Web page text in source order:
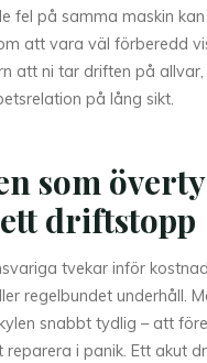
fel på samma maskin
att vara väl förberedd
att ni tar driften på allvar,
på lång sikt.
som
driftstopp
tvekar inför
regelbundet underhåll.
snabbt tydlig – att
reparera i panik. Ett akut